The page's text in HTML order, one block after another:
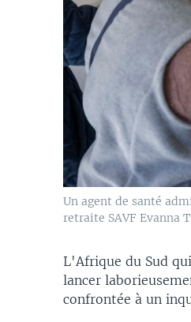
Un agent de santé
retraite SAVF Evanna
L'Afrique du Sud
lancer
confrontée à un